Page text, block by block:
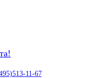
11-67